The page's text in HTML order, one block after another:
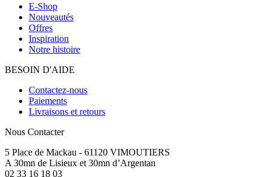
E-Shop
Nouveautés
Offres
Inspiration
Notre histoire
BESOIN D'AIDE
Contactez-nous
Paiements
Livraisons et retours
Nous Contacter
5 Place de Mackau - 61120 VIMOUTIERS
A 30mn de Lisieux et 30mn d’Argentan
02 33 16 18 03